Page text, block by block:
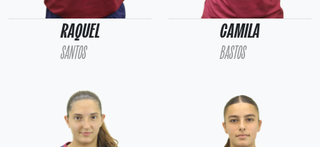
RAQUEL
SANTOS
CAMILA
BASTOS